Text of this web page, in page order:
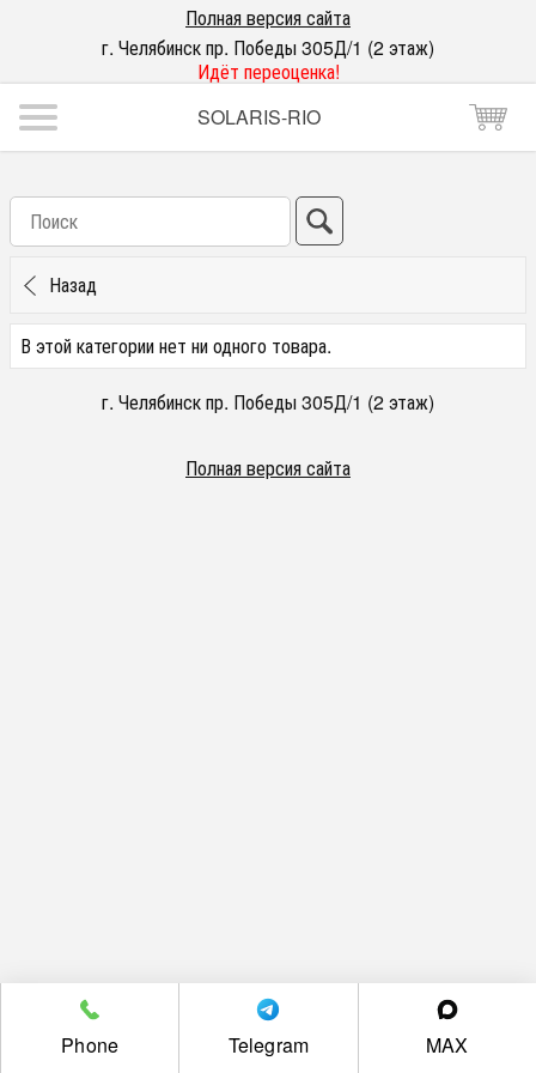
Полная версия сайта
г. Челябинск пр. Победы 305Д/1 (2 этаж)
Идёт переоценка!
SOLARIS-RIO
Назад
В этой категории нет ни одного товара.
г. Челябинск пр. Победы 305Д/1 (2 этаж)
Полная версия сайта
Phone Telegram MAX